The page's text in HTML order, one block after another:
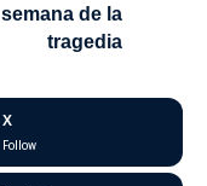
semana de la
tragedia
X
Follow